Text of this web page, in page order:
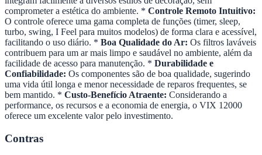
comprometer a estética do ambiente. * Controle Remoto Intuitivo:
O controle oferece uma gama completa de funções (timer, sleep,
turbo, swing, I Feel para muitos modelos) de forma clara e acessível,
facilitando o uso diário. * Boa Qualidade do Ar: Os filtros laváveis
contribuem para um ar mais limpo e saudável no ambiente, além da
facilidade de acesso para manutenção. * Durabilidade e
Confiabilidade: Os componentes são de boa qualidade, sugerindo
uma vida útil longa e menor necessidade de reparos frequentes, se
bem mantido. * Custo-Benefício Atraente: Considerando a
performance, os recursos e a economia de energia, o VIX 12000
oferece um excelente valor pelo investimento.
Contras